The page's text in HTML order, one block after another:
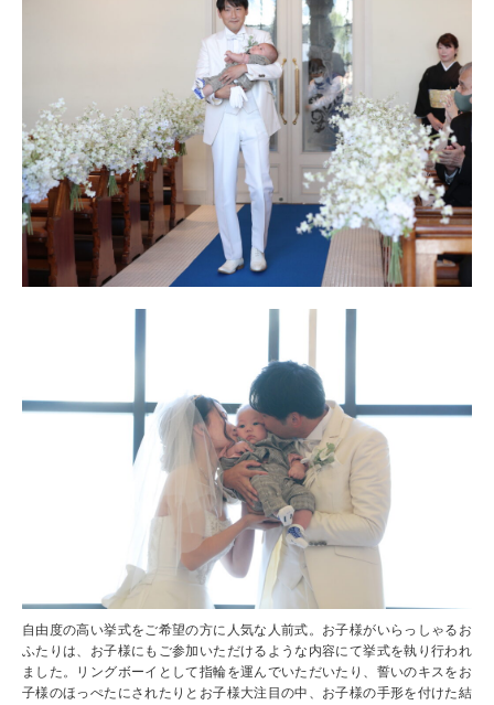
自由度の高い挙式をご希望の方に人気な人前式。お子様がいらっしゃるお
ふたりは、お子様にもご参加いただけるような内容にて挙式を執り行われ
ました。リングボーイとして指輪を運んでいただいたり、誓いのキスをお
子様のほっぺたにされたりとお子様大注目の中、お子様の手形を付けた結